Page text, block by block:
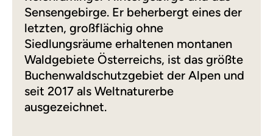
Sensengebirge. Er beherbergt eines der
letzten, großflächig ohne
Siedlungsräume erhaltenen montanen
Waldgebiete Österreichs, ist das größte
Buchenwaldschutzgebiet der Alpen und
seit 2017 als Weltnaturerbe
ausgezeichnet.